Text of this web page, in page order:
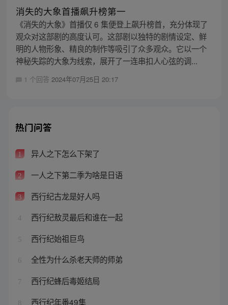
消失的大象首播飙升榜第一
《消失的大象》首播仅 6 集便登上飙升榜首，充分体现了
观众对这部剧的高度认可。这部剧以独特的剧情设定、鲜
明的人物形象、精良的制作等吸引了众多观众。它以一个
神秘失踪的大象为线索，展开了一连串扣人心弦的调...
1 个回答 2024年07月25日 20:17
热门问答
1 异人之下怎么下架了
2 一人之下第二季为啥是日语
3 西行纪古龙是好人吗
4 西行纪敖灵最后和谁在一起
5 西行纪始祖巨鸟
6 全性为什么杀老天师的师弟
7 西行纪蜂后毒姬结局
8 西行纪年番49集